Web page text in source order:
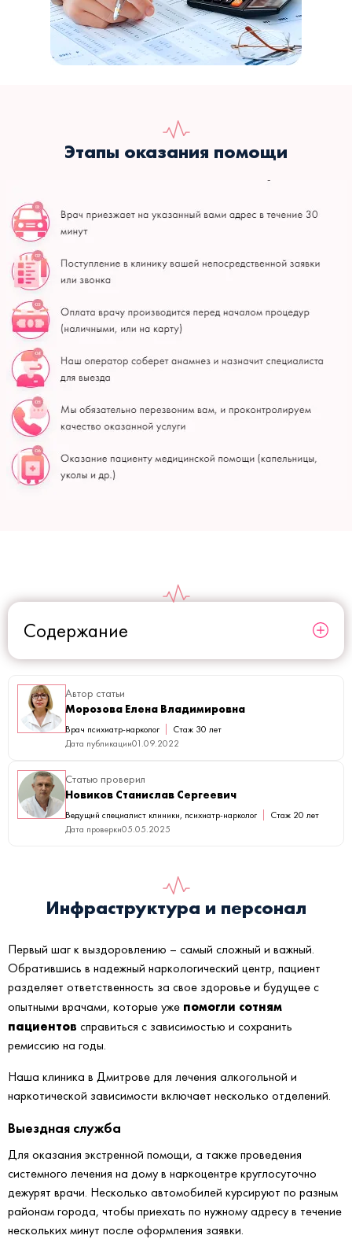
Этапы оказания помощи
Содержание
Автор статьи
Морозова Елена Владимировна
Врач психиатр-нарколог
Стаж 30 лет
Дата публикации01.09.2022
Статью проверил
Новиков Станислав Сергеевич
Ведущий специалист клиники, психиатр-нарколог
Стаж 20 лет
Дата проверки05.05.2025
Инфраструктура и персонал
Первый шаг к выздоровлению – самый сложный и важный.
Обратившись в надежный наркологический центр, пациент
разделяет ответственность за свое здоровье и будущее с
опытными врачами, которые уже помогли сотням
пациентов справиться с зависимостью и сохранить
ремиссию на годы.
Наша клиника в Дмитрове для лечения алкогольной и
наркотической зависимости включает несколько отделений.
Выездная служба
Для оказания экстренной помощи, а также проведения
системного лечения на дому в наркоцентре круглосуточно
дежурят врачи. Несколько автомобилей курсируют по разным
районам города, чтобы приехать по нужному адресу в течение
нескольких минут после оформления заявки.